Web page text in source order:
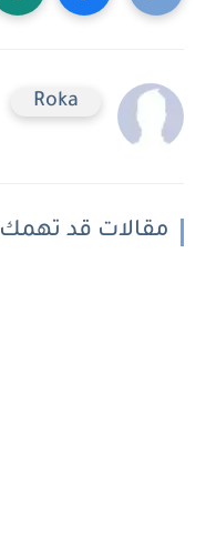
Roka
مقالات قد تهمك